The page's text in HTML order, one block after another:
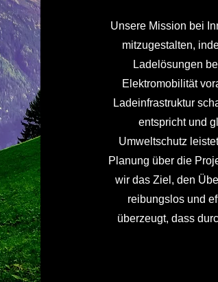
Unsere Mission bei
mitzugestalten,
Ladelösungen
Elektromobilität
Ladeinfrastruktur
entspricht und
Umweltschutz
Planung über die
wir das Ziel, den
reibungslos und
überzeugt, dass